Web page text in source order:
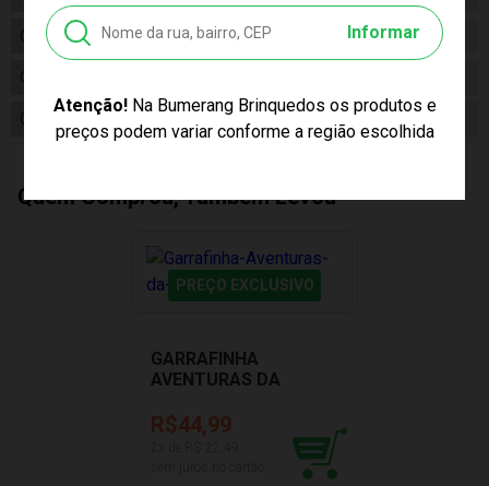
Informar
Atenção!Na Bumerang Brinquedos os produtos e
preços podem variar conforme a região escolhida
Composição PP, SILICONE
Conteúdo da Embalagem
Cor Produto Multicor
Quem Comprou, Também Levou
PREÇO EXCLUSIVO
GARRAFINHA
AVENTURAS DA
R$44,99